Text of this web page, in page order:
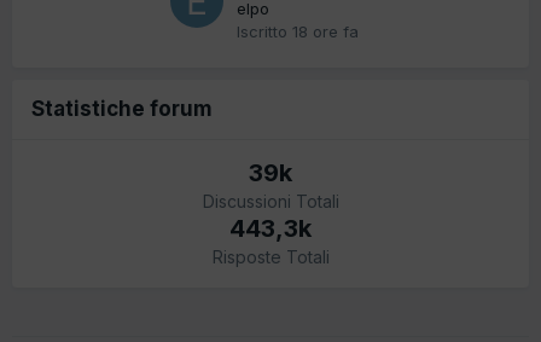
elpo
Iscritto 18 ore fa
Statistiche forum
39k
Discussioni Totali
443,3k
Risposte Totali